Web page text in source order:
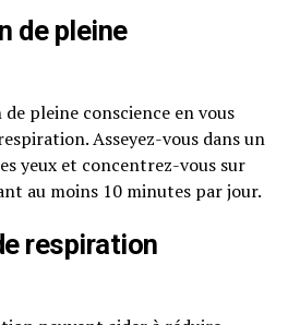
de pleine
pleine conscience en vous
Asseyez-vous dans un
yeux et concentrez-vous sur
au moins 10 minutes par jour.
respiration